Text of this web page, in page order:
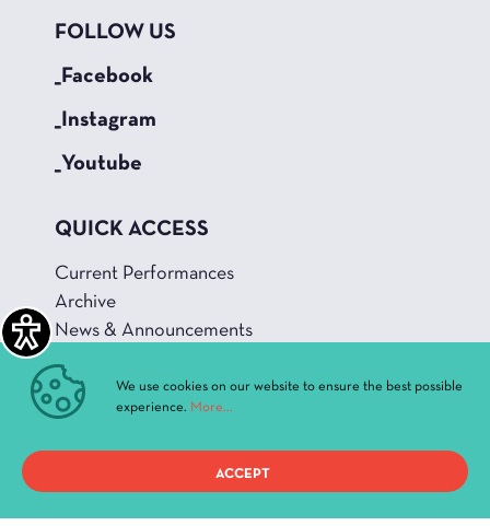
FOLLOW US
_Facebook
_Instagram
_Youtube
QUICK ACCESS
Current Performances
Archive
News & Announcements
Administration
History
Buildings and Halls
We use cookies on our website to ensure the best possible
experience. More...
ACCEPT